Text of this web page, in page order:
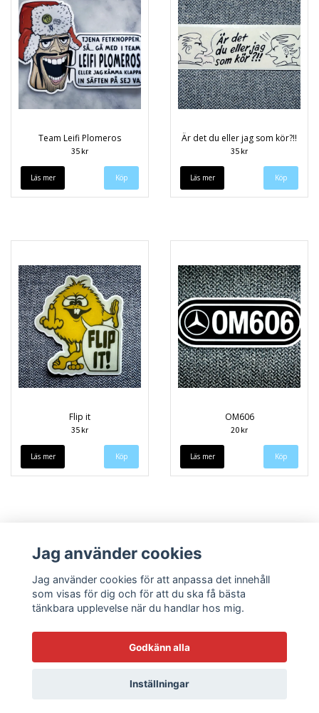
Team Leifi Plomeros
35 kr
Läs mer
Är det du eller jag som kör?!!
35 kr
Läs mer
Flip it
35 kr
Läs mer
OM606
20 kr
Läs mer
Köpvillkor Kontakt
© Copyright 2026 Sneekys dekaler
Jag använder cookies
Jag använder cookies för att anpassa det innehåll
som visas för dig och för att du ska få bästa
tänkbara upplevelse när du handlar hos mig.
Godkänn alla
Inställningar